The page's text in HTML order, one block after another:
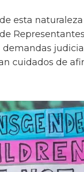
esta naturaleza
cuidados de